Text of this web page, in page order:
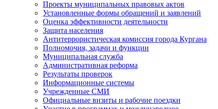
Проекты муниципальных правовых актов
Установленные формы обращений и заявлений
Оценка эффективности деятельности
Защита населения
Антитеррористическая комиссия города Кургана
Полномочия, задачи и функции
Муниципальная служба
Административная реформа
Результаты проверок
Информационные системы
Учрежденные СМИ
Официальные визиты и рабочие поездки